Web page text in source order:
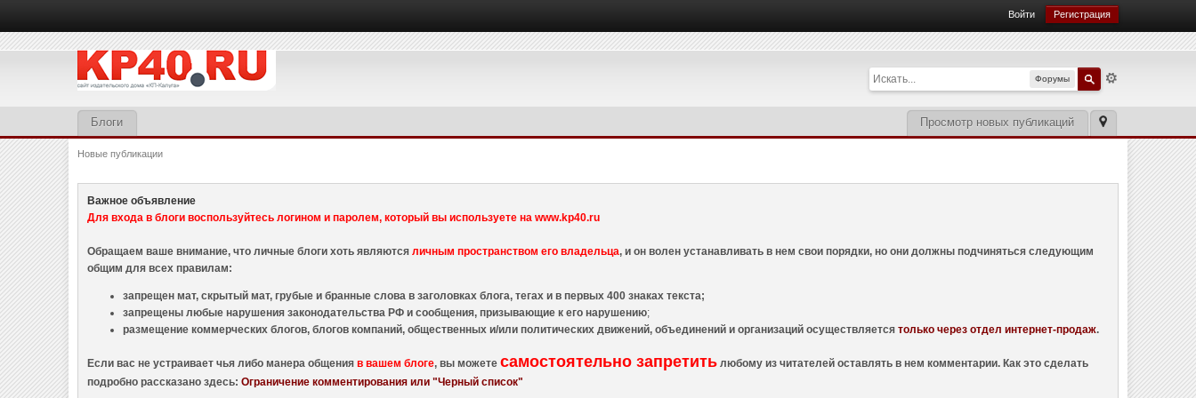
Войти Регистрация
Форумы
Просмотр новых публикаций
Блоги
Новые публикации
Важное объявление
Для входа в блоги воспользуйтесь логином и паролем, который вы используете на www.kp40.ru
Обращаем ваше внимание, что личные блоги хоть являютсяличным пространством его владельца, и он волен устанавливать в нем свои порядки, но они должны подчиняться следующим
общим для всех правилам:
запрещен мат, скрытый мат, грубые и бранные слова в заголовках блога, тегах и в первых 400 знаках текста;
запрещены любые нарушения законодательства РФ и сообщения, призывающие к его нарушению;
размещение коммерческих блогов, блогов компаний, общественных и/или политических движений, объединений и организаций осуществляетсятолько через отдел интернет-продаж.
Если вас не устраивает чья либо манера общенияв вашем блоге, вы можетесамостоятельно запретить любому из читателей оставлять в нем комментарии. Как это сделать
подробно рассказано здесь:Ограничение комментирования или "Черный список"